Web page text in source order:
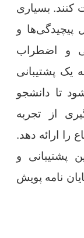
کنند. بسیاری
پیچیدگی‌ها و
و اضطراب
یک پشتیبانی
تا دانشجو
از تجربه
را ارائه دهد.
پشتیبانی و
نامه پویش